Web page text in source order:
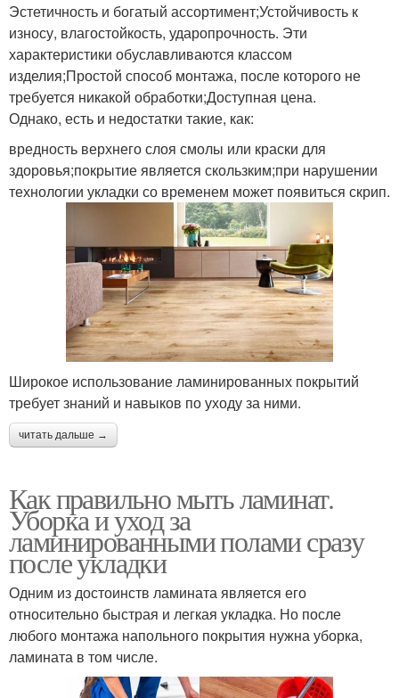
Эстетичность и богатый ассортимент;Устойчивость к
износу, влагостойкость, ударопрочность. Эти
характеристики обуславливаются классом
изделия;Простой способ монтажа, после которого не
требуется никакой обработки;Доступная цена.
Однако, есть и недостатки такие, как:
вредность верхнего слоя смолы или краски для
здоровья;покрытие является скользким;при нарушении
технологии укладки со временем может появиться скрип.
Широкое использование ламинированных покрытий
требует знаний и навыков по уходу за ними.
читать дальше →
Как правильно мыть ламинат.
Уборка и уход за
ламинированными полами сразу
после укладки
Одним из достоинств ламината является его
относительно быстрая и легкая укладка. Но после
любого монтажа напольного покрытия нужна уборка,
ламината в том числе.